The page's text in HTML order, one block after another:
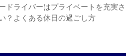
ドライバーはプライベートを充実さ
？よくある休日の過ごし方